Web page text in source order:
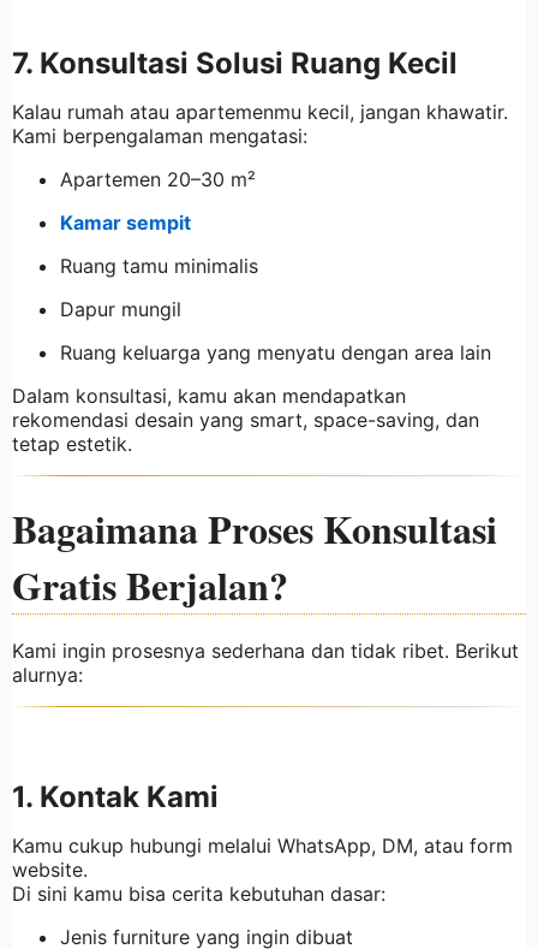
7. Konsultasi Solusi Ruang Kecil
Kalau rumah atau apartemenmu kecil, jangan khawatir.
Kami berpengalaman mengatasi:
Apartemen 20–30 m²
Kamar sempit
Ruang tamu minimalis
Dapur mungil
Ruang keluarga yang menyatu dengan area lain
Dalam konsultasi, kamu akan mendapatkan
rekomendasi desain yang smart, space-saving, dan
tetap estetik.
Bagaimana Proses Konsultasi
Gratis Berjalan?
Kami ingin prosesnya sederhana dan tidak ribet. Berikut
alurnya:
1. Kontak Kami
Kamu cukup hubungi melalui WhatsApp, DM, atau form
website.
Di sini kamu bisa cerita kebutuhan dasar:
Jenis furniture yang ingin dibuat